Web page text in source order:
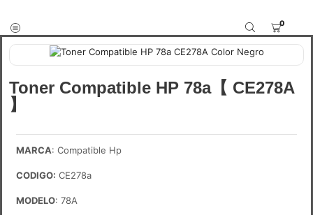
0
Toner Compatible HP 78a【 CE278A
】
MARCA: Compatible Hp
CODIGO: CE278a
MODELO: 78A